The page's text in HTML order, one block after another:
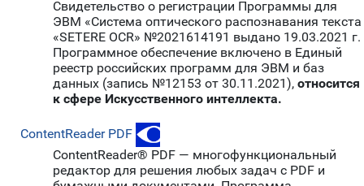
Свидетельство о регистрации Программы для
ЭВМ «Система оптического распознавания текста
«SETERE OCR» №2021614191 выдано 19.03.2021 г.
Программное обеспечение включено в Единый
реестр российских программ для ЭВМ и баз
данных (запись №12153 от 30.11.2021), относится
к сфере Искусственного интеллекта.
ContentReader PDF
ContentReader® PDF — многофункциональный
редактор для решения любых задач с PDF и